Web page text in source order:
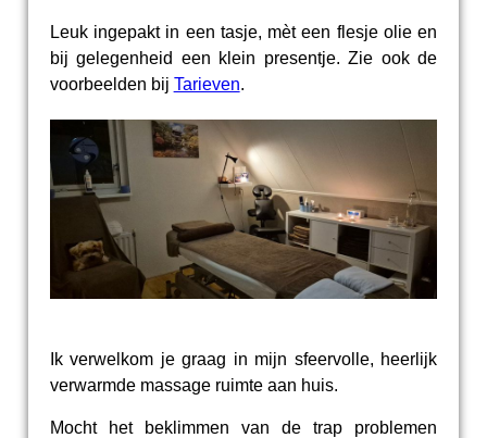
Leuk ingepakt in een tasje, mèt een flesje olie en
bij gelegenheid een klein presentje. Zie ook de
voorbeelden bij Tarieven.
Ik verwelkom jegraag in mijn sfeervolle, heerlijk
verwarmde massage ruimte aan huis.
Mocht het beklimmen van de trap problemen